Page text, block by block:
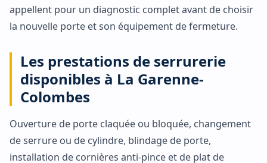
appellent pour un diagnostic complet avant de choisir
la nouvelle porte et son équipement de fermeture.
Les prestations de serrurerie
disponibles à La Garenne-
Colombes
Ouverture de porte claquée ou bloquée, changement
de serrure ou de cylindre, blindage de porte,
installation de cornières anti-pince et de plat de